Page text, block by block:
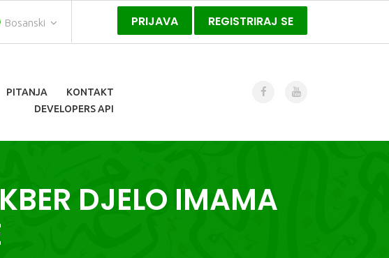
Bosanski PRIJAVA REGISTRIRAJ SE
PITANJA
KONTAKT
DEVELOPERS API
DJELO IMAMA